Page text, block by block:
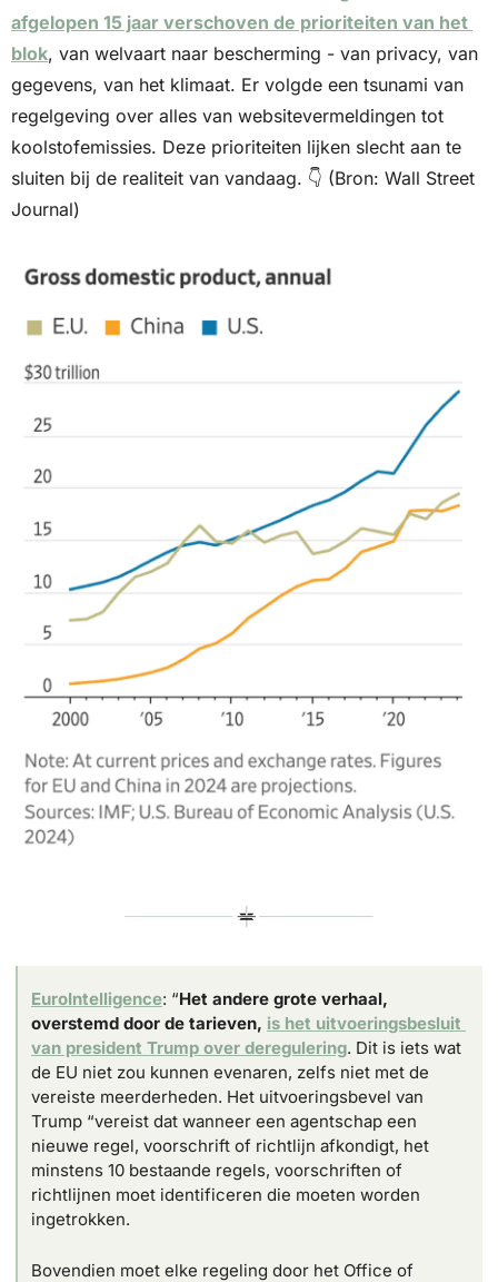
afgelopen 15 jaar verschoven de prioriteiten van het
blok, van welvaart naar bescherming - van privacy, van
gegevens, van het klimaat. Er volgde een tsunami van
regelgeving over alles van websitevermeldingen tot
koolstofemissies. Deze prioriteiten lijken slecht aan te
sluiten bij de realiteit van vandaag. 👇 (Bron: Wall Street
Journal)
EuroIntelligence: “Het andere grote verhaal,
overstemd door de tarieven, is het uitvoeringsbesluit
van president Trump over deregulering. Dit is iets wat
de EU niet zou kunnen evenaren, zelfs niet met de
vereiste meerderheden. Het uitvoeringsbevel van
Trump “vereist dat wanneer een agentschap een
nieuwe regel, voorschrift of richtlijn afkondigt, het
minstens 10 bestaande regels, voorschriften of
richtlijnen moet identificeren die moeten worden
ingetrokken.
Bovendien moet elke regeling door het Office of